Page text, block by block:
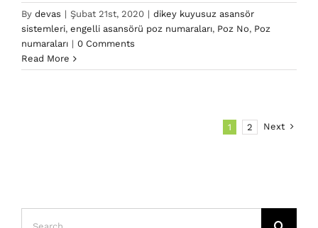
By devas | Şubat 21st, 2020 | dikey kuyusuz asansör
sistemleri, engelli asansörü poz numaraları, Poz No, Poz
numaraları | 0 Comments
Read More
1 2 Next